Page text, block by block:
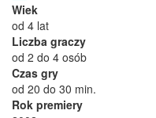
Wiek
od 4 lat
Liczba graczy
od 2 do 4 osób
Czas gry
od 20 do 30 min.
Rok premiery